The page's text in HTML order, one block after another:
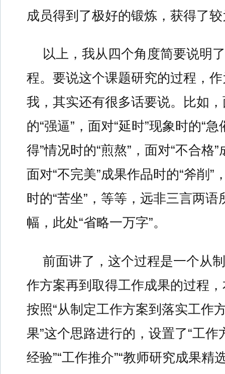
成员得到了极好的锻炼，获得了
以上，我从四个角度简要说明
程。要说这个课题研究的过程，
我，其实还有很多话要说。比如，
的“强逼”，面对“延时”现象时的“
得”情况时的“煎熬”，面对“不合格
面对“不完美”成果作品时的“斧削”
时的“苦坐”，等等，远非三言两
幅，此处“省略一万字”。
前面讲了，这个过程是一个从
作方案再到取得工作成果的过程
按照“从制定工作方案到落实工作
果”这个思路进行的，设置了“工作
经验”“工作推介”“教师研究成果精